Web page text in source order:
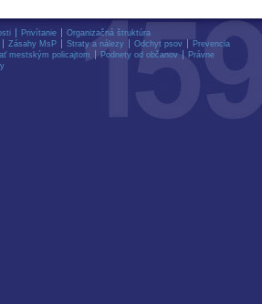
Privítanie
Organizačná štruktúra
Zásahy MsP Straty a nálezy Odchyt psov
Prevencia
mestským policajtom Podnety od občanov
Právne